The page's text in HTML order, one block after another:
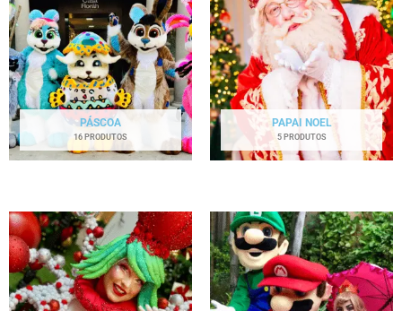
PÁSCOA
16 PRODUTOS
PAPAI NOEL
5 PRODUTOS